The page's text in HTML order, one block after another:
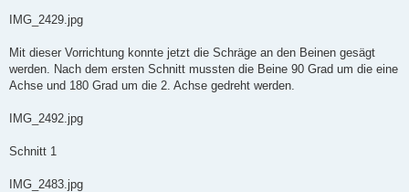
IMG_2429.jpg
Mit dieser Vorrichtung konnte jetzt die Schräge an den Beinen gesägt
werden. Nach dem ersten Schnitt mussten die Beine 90 Grad um die eine
Achse und 180 Grad um die 2. Achse gedreht werden.
IMG_2492.jpg
Schnitt 1
IMG_2483.jpg